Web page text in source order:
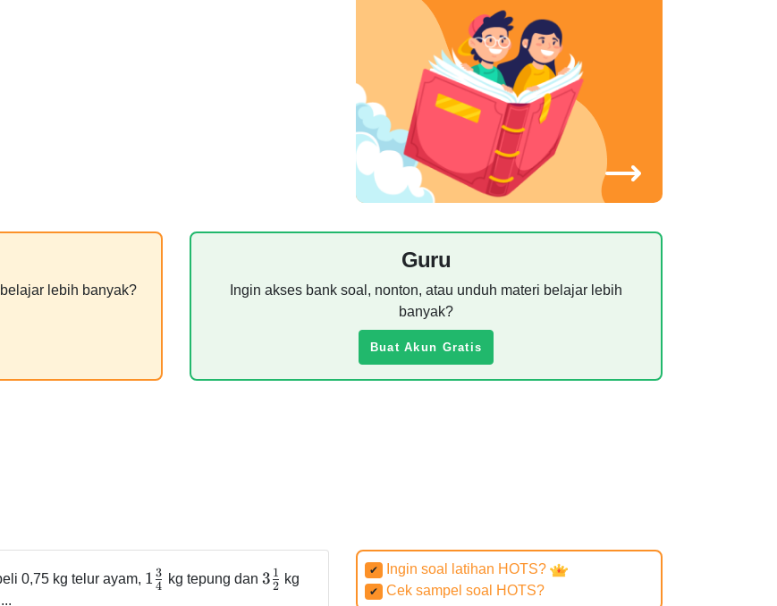
lebih banyak?
Guru
Ingin akses bank soal, nonton, atau unduh materi belajar lebih
banyak?
Buat Akun Gratis
0,75 kg telur ayam, 1 4
3 kg tepung dan 32
1 kg
✔ Ingin soal latihan HOTS?
✔ Cek sampel soal HOTS?